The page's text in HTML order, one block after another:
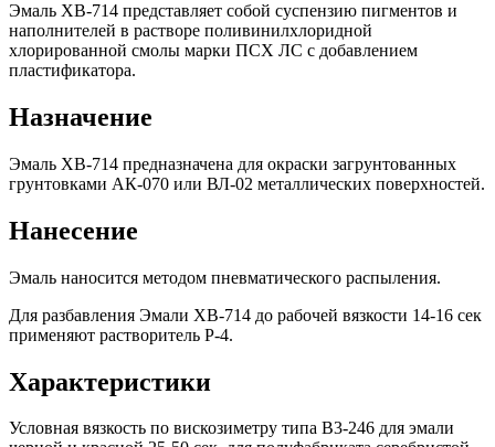
Эмаль ХВ-714 представляет собой суспензию пигментов и
наполнителей в растворе поливинилхлоридной
хлорированной смолы марки ПСХ ЛС с добавлением
пластификатора.
Назначение
Эмаль ХВ-714 предназначена для окраски загрунтованных
грунтовками АК-070 или ВЛ-02 металлических поверхностей.
Нанесение
Эмаль наносится методом пневматического распыления.
Для разбавления Эмали ХВ-714 до рабочей вязкости 14-16 сек
применяют растворитель P-4.
Характеристики
Условная вязкость по вискозиметру типа B3-246 для эмали